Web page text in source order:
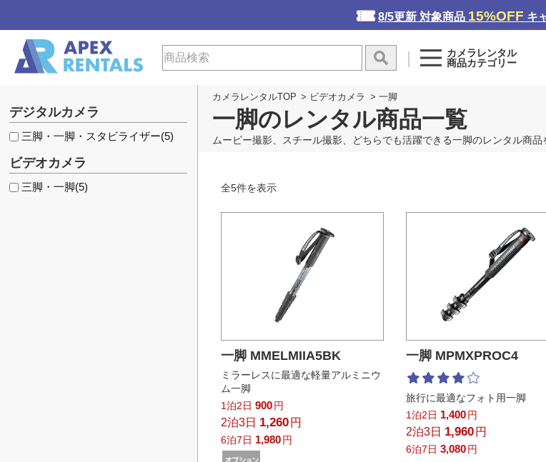
8/5更新 対象商品 15%OFF キ
カメラレンタル
商品カテゴリー
デジタルカメラ
三脚・一脚・スタビライザー(5)
ビデオカメラ
三脚・一脚(5)
カメラレンタルTOP > ビデオカメラ > 一脚
一脚のレンタル商品一覧
ムービー撮影、スチール撮影、どちらでも活躍できる一脚のレンタル商品
全5件を表示
一脚 MMELMIIA5BK
ミラーレスに最適な軽量アルミニウ
ム一脚
1泊2日 900円
2泊3日 1,260 円
6泊7日 1,980円
一脚 MPMXPROC4
旅行に最適なフォト用一脚
1泊2日 1,400 円
2泊3日 1,960 円
6泊7日 3,080 円